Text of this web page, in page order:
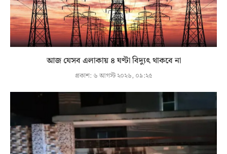
আজ যেসব এলাকায় ৪ ঘণ্টা বিদ্যুৎ থাকবে না
প্রকাশ: ৬ আগস্ট ২০২৬, ০৯:২৫